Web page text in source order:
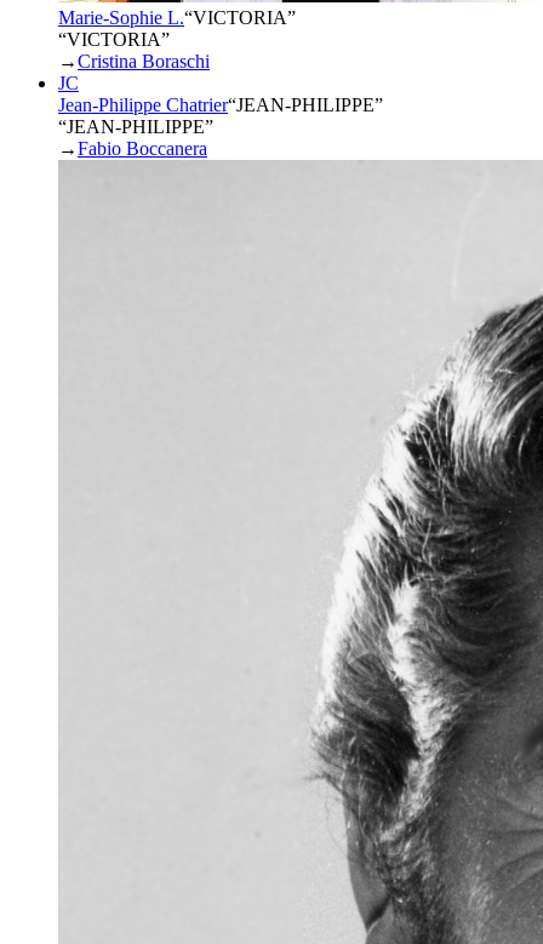
Marie-Sophie L.“VICTORIA”
“VICTORIA”
→Cristina Boraschi
JC
Jean-Philippe Chatrier“JEAN-PHILIPPE”
“JEAN-PHILIPPE”
→Fabio Boccanera